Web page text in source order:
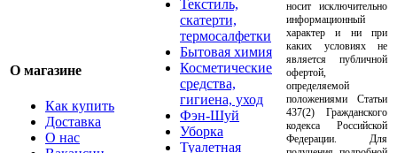
О магазине
Как купить
Доставка
О нас
Текстиль,
скатерти,
термосалфетки
Бытовая химия
Косметические
средства,
гигиена, уход
Фэн-Шуй
Уборка
Туалетная
носит исключительно
информационный
характер и ни при
каких условиях не
является публичной
офертой,
определяемой
положениями Статьи
437(2) Гражданского
кодекса Российской
Федерации. Для